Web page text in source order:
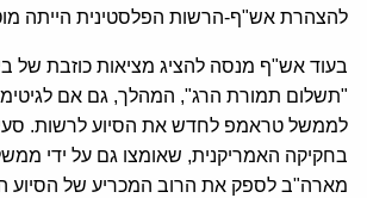
להצהרת אש"ף-הרשות הפלסטינית הייתה
בעוד אש"ף מנסה להציג מציאות כוזבת של
"תשלום תמורת הרג", המהלך, גם אם
לממשל טראמפ לחדש את הסיוע לרשות.
בחקיקה האמריקנית, שאומצו גם על ידי
מארה"ב לספק את הרוב המכריע של הסיוע